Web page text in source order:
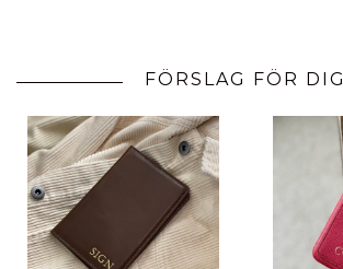
FÖRSLAG FÖR DIG